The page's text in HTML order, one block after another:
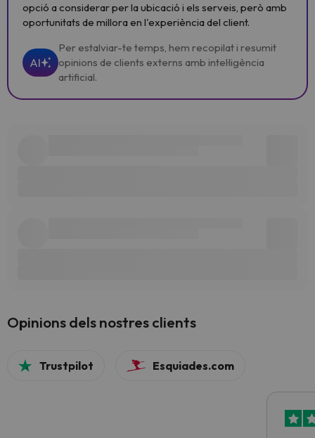
opció a considerar per la ubicació i els serveis, però amb
oportunitats de millora en l'experiència del client.
AI
Per estalviar-te temps, hem recopilat i resumit
opinions de clients externs amb intel·ligència
artificial.
Opinions dels nostres clients
Trustpilot Esquiades.com